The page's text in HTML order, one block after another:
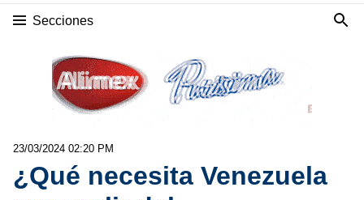
Secciones
23/03/2024 02:20 PM
¿Qué necesita Venezuela